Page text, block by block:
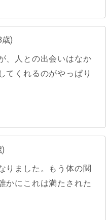
)
、人との出会いはなか
てくれるのがやっぱり
りました。もう体の関
かにこれは満たされた